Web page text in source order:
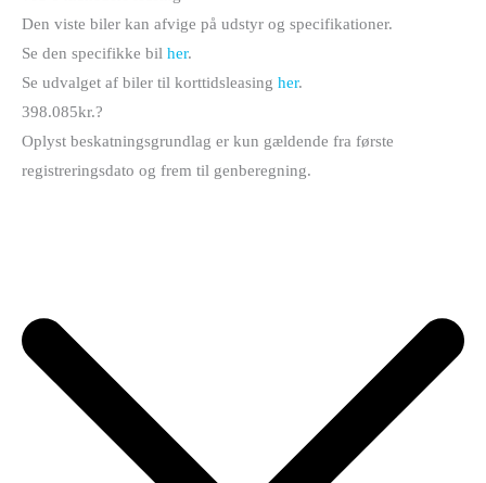
Den viste biler kan afvige på udstyr og specifikationer.
Se den specifikke bil her.
Se udvalget af biler til korttidsleasing her.
398.085kr.?
Oplyst beskatningsgrundlag er kun gældende fra første
registreringsdato og frem til genberegning.